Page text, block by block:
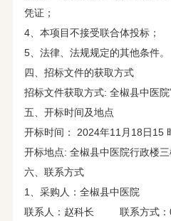
凭证；
4、本项目不接受联合体投标；
5、法律、法规规定的其他条件。
四、招标文件的获取方式
招标文件获取方式: 全椒县中医院
五、开标时间及地点
开标时间： 2024年11月18日15
开标地点: 全椒县中医院行政楼
六、联系方式
1、采购人：全椒县中医院
联系人：赵科长 联系方式：